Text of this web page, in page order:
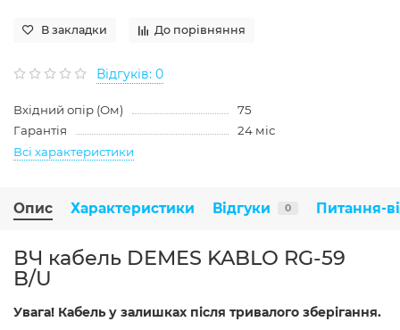
В закладки До порівняння
Відгуків: 0
Вхідний опір (Ом)
75
Гарантія
24 міс
Всі характеристики
Опис Характеристики Відгуки 0 Питання-
ВЧ кабель DEMES KABLO RG-59
B/U
Увага! Кабель у залишках після тривалого зберігання.